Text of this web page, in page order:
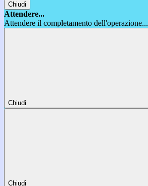
Chiudi
Attendere...
Attendere il completamento dell'operazione...
Chiudi
Chiudi